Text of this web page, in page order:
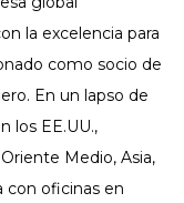
la excelencia para
como socio de
En un lapso de
los EE.UU.,
Medio, Asia,
con oficinas en